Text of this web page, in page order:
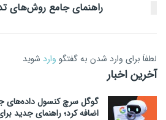
راهنمای جامع روش‌های
لطفاَ برای وارد شدن به گفتگو وارد شوید
آخرین اخبار
گوگل سرچ کنسول
اضافه کرد؛ راهنمای جدید